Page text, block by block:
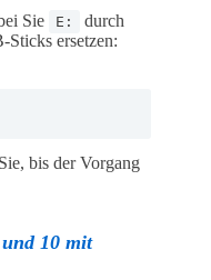
Sie
E:
durch
Sticks ersetzen:
bis der Vorgang
10 mit